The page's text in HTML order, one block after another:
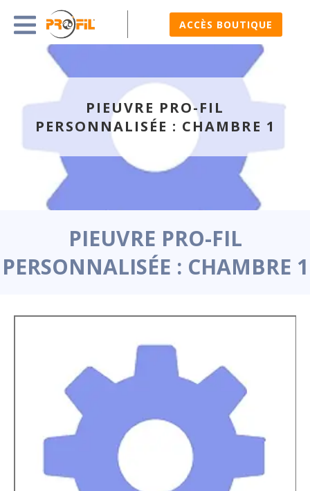
ACCÈS BOUTIQUE
PIEUVRE PRO-FIL
PERSONNALISÉE : CHAMBRE 1
PIEUVRE PRO-FIL
PERSONNALISÉE : CHAMBRE 1